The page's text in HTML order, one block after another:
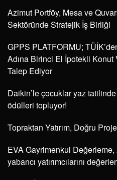
Azimut Portföy, Mesa ve
Sektöründe Stratejik İş Birliği
GPPS PLATFORMU;
Adına Birinci El İpotekli Konut
Talep Ediyor
Daikin’le çocuklar yaz
ödülleri topluyor!
Topraktan Yatırım, Doğru
EVA Gayrimenkul Değerleme,
yabancı yatırımcılarını